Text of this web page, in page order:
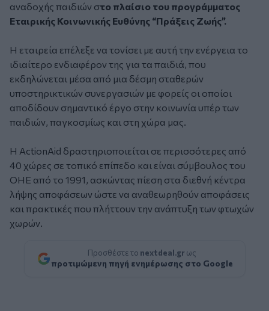
αναδοχής παιδιών στο πλαίσιο του προγράμματος
Εταιρικής Κοινωνικής Ευθύνης “Πράξεις Ζωής”.
Η εταιρεία επέλεξε να τονίσει με αυτή την ενέργεια το
ιδιαίτερο ενδιαφέρον της για τα παιδιά, που
εκδηλώνεται μέσα από μια δέσμη σταθερών
υποστηρικτικών συνεργασιών με φορείς οι οποίοι
αποδίδουν σημαντικό έργο στην κοινωνία υπέρ των
παιδιών, παγκοσμίως και στη χώρα μας.
Η ΑctionAid δραστηριοποιείται σε περισσότερες από
40 χώρες σε τοπικό επίπεδο και είναι σύμβουλος του
ΟΗΕ από το 1991, ασκώντας πίεση στα διεθνή κέντρα
λήψης αποφάσεων ώστε να αναθεωρηθούν αποφάσεις
και πρακτικές που πλήττουν την ανάπτυξη των φτωχών
χωρών.
Προσθέστε το nextdeal.gr ως
προτιμώμενη πηγή ενημέρωσης στο Google